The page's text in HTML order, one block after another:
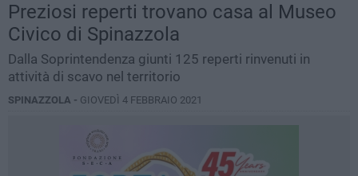
Preziosi reperti trovano casa al Museo
Civico di Spinazzola
Dalla Soprintendenza giunti 125 reperti rinvenuti in
attività di scavo nel territorio
SPINAZZOLA - GIOVEDÌ 4 FEBBRAIO 2021